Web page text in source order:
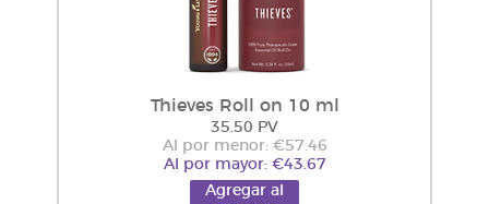
Thieves Roll on 10 ml
35.50 PV
Al por menor: €57.46
Al por mayor: €43.67
Agregar al